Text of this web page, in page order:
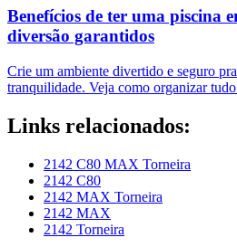
Benefícios de ter uma piscina
diversão garantidos
Crie um ambiente divertido e seguro
tranquilidade. Veja como organizar
Links relacionados:
2142 C80 MAX Torneira
2142 C80
2142 MAX Torneira
2142 MAX
2142 Torneira